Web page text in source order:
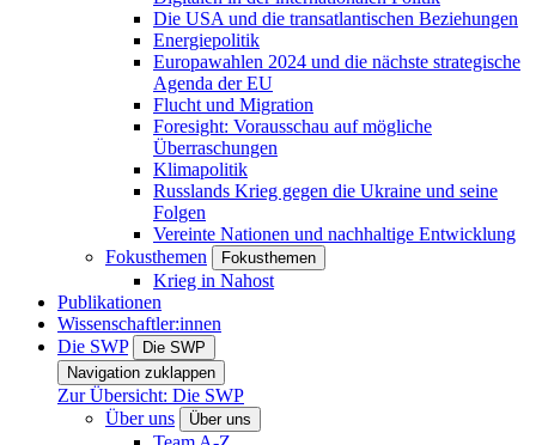
Die USA und die transatlantischen Beziehungen
Energiepolitik
Europawahlen 2024 und die nächste strategische
Agenda der EU
Flucht und Migration
Foresight: Vorausschau auf mögliche
Überraschungen
Klimapolitik
Russlands Krieg gegen die Ukraine und seine
Folgen
Vereinte Nationen und nachhaltige Entwicklung
Fokusthemen
Fokusthemen
Krieg in Nahost
Publikationen
Wissenschaftler:innen
Die SWP
Die SWP
Navigation zuklappen
Zur Übersicht: Die SWP
Über uns
Über uns